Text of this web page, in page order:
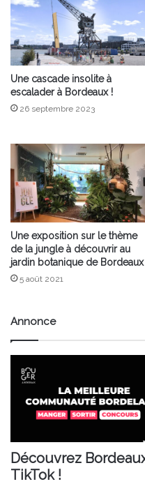
Une cascade insolite à
escalader à Bordeaux !
26 septembre 2023
Une exposition sur le thème
de la jungle à découvrir au
jardin botanique de Bordeaux
5 août 2021
Annonce
Découvrez
TikTok !